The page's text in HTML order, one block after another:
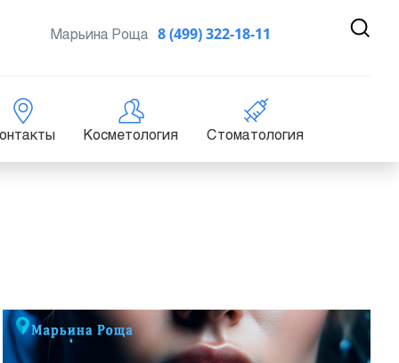
8 (499) 322-18-11
Марьина Роща
Косметология Стоматология